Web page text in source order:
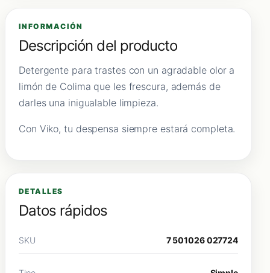
INFORMACIÓN
Descripción del producto
Detergente para trastes con un agradable olor a
limón de Colima que les frescura, además de
darles una inigualable limpieza.
Con Viko, tu despensa siempre estará completa.
DETALLES
Datos rápidos
SKU 7 501026 027724